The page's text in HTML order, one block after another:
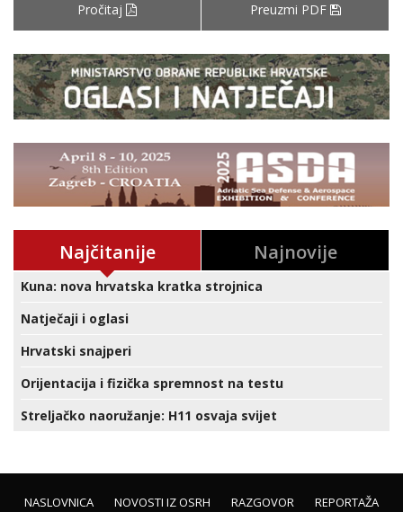
Pročitaj Preuzmi PDF
Najčitanije Najnovije
Kuna: nova hrvatska kratka strojnica
Natječaji i oglasi
Hrvatski snajperi
Orijentacija i fizička spremnost na testu
Streljačko naoružanje: H11 osvaja svijet
NASLOVNICA NOVOSTI IZ OSRH RAZGOVOR
REPORTAŽA